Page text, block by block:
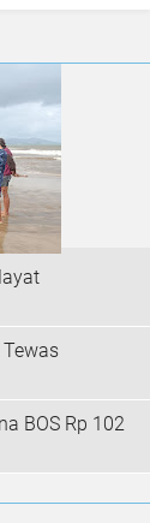
BOS Rp 102